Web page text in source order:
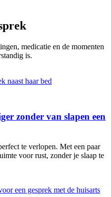
medicatie en de momenten
is.
zonder van slapen een
te verlopen. Met een paar
voor rust, zonder je slaap te